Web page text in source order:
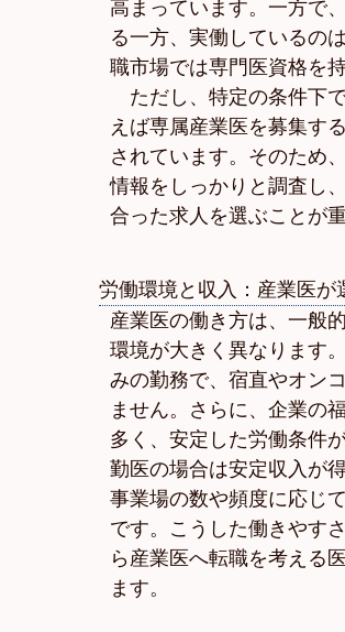
高まっています。一方で
る一方、実働しているの
職市場では専門医資格を
ただし、特定の条件下
えば専属産業医を募集す
されています。そのため
情報をしっかりと調査し
合った求人を選ぶことが重
労働環境と収入：産業医が
産業医の働き方は、一般
環境が大きく異なります
みの勤務で、宿直やオン
ません。さらに、企業の
多く、安定した労働条
勤医の場合は安定収入が
事業場の数や頻度に応じ
です。こうした働きやす
ら産業医へ転職を考える
ます。